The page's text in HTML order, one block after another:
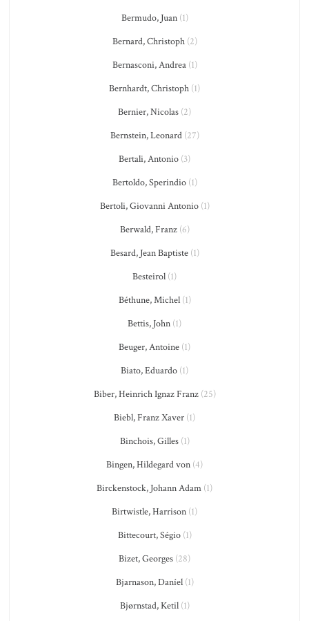
Bermudo, Juan(1)
Bernard, Christoph(2)
Bernasconi, Andrea(1)
Bernhardt, Christoph (1)
Bernier, Nicolas (2)
Bernstein, Leonard(27)
Bertali, Antonio (3)
Bertoldo, Sperindio(1)
Bertoli, Giovanni Antonio(1)
Berwald, Franz(6)
Besard, Jean Baptiste(1)
Besteirol (1)
Béthune, Michel(1)
Bettis, John (1)
Beuger, Antoine (1)
Biato, Eduardo (1)
Biber, Heinrich Ignaz Franz(25)
Biebl, Franz Xaver (1)
Binchois, Gilles(1)
Bingen, Hildegard von (4)
Birckenstock, Johann Adam (1)
Birtwistle, Harrison (1)
Bittecourt, Ségio(1)
Bizet, Georges (28)
Bjarnason, Daníel(1)
Bjørnstad, Ketil(1)